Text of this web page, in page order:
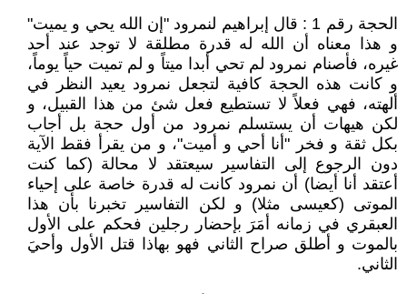
الحجة رقم 1 : قال إبراهيم لنمرود "إن الله يحي و يميت"
و هذا معناه أن الله له قدرة مطلقة لا توجد عند أحد
غيره، فأصنام نمرود لم تحي أبدا ميتاً و لم تميت حياً يوماً،
و كانت هذه الحجة كافية لتجعل نمرود يعيد النظر في
ألهته، فهي فعلاً لا تستطيع فعل شئ من هذا القبيل، و
لكن هيهات أن يستسلم نمرود من أول حجة بل أجاب
بكل ثقة و فخر "أنا أحي و أميت"، و من يقرأ فقط الآية
دون الرجوع إلى التفاسير سيعتقد لا محالة (كما كنت
أعتقد أنا أيضا) أن نمرود كانت له قدرة خاصة على إحياء
الموتى (كعيسى مثلا) و لكن التفاسير تخبرنا بأن هذا
العبقري في زمانه أمَرَ بإحضار رجلين فحكم على الأول
بالموت و أطلق صراح الثاني فهو بهاذا قتل الأول وأحيَ
الثاني.